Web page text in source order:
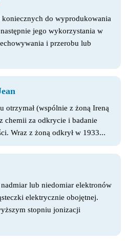
do wyprodukowania
jego wykorzystania w
i przerobu lub
otrzymał (wspólnie z żoną Ireną
chemii za odkrycie i badanie
Wraz z żoną odkrył w 1933...
lub niedomiar elektronów
elektrycznie obojętnej.
stopniu jonizacji